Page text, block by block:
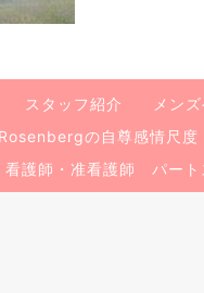
スタッフ紹介 メン
の自尊感情尺度
看護師・准看護師 パート